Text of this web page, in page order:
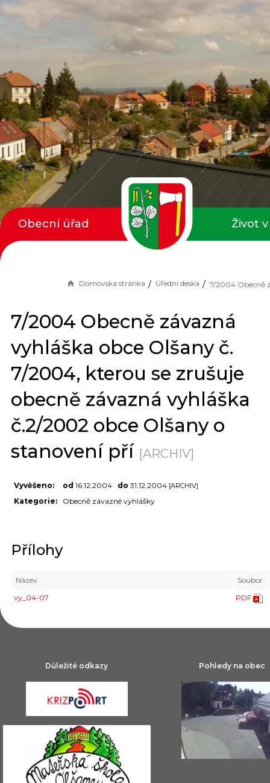
Domovská stránka Úřední deska
7/2004 Obecně závazná
vyhláška obce Olšany č.
7/2004, kterou se zrušuje
obecně závazná vyhláška
č.2/2002 obce Olšany o
stanovení pří [ARCHIV]
Vyvěšeno: od 16.12.2004 do 31.12.2004 [ARCHIV]
Kategorie: Obecně závazné vyhlášky
Přílohy
Název
Soubor
vy_04-07
PDF
Obecní úřad Život
Důležité odkazy Pohledy na obec